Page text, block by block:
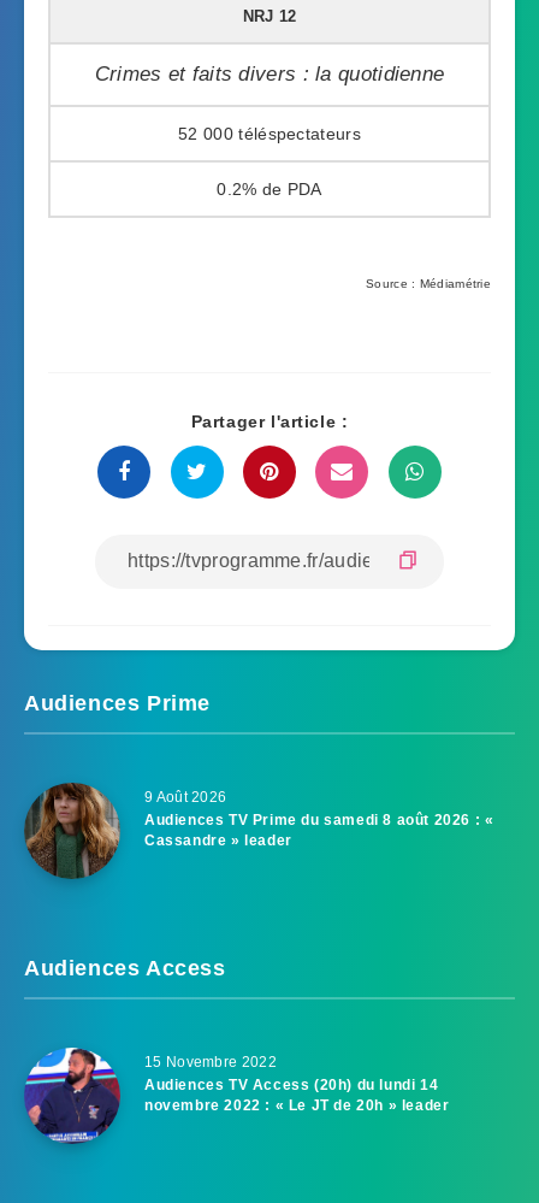
NRJ 12
Crimes et faits divers : la quotidienne
52 000
0.2%
Source : Médiamétrie
Partager l'article :
Audiences Prime
9 Août 2026
Audiences TV Prime du samedi 8 août 2026 : «
Cassandre » leader
Audiences Access
15 Novembre 2022
Audiences TV Access (20h) du lundi 14
novembre 2022 : « Le JT de 20h » leader